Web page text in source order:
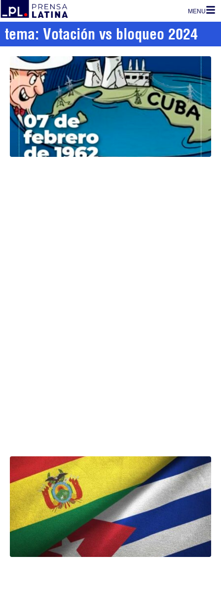
MENU
tema: Votación vs bloqueo 2024